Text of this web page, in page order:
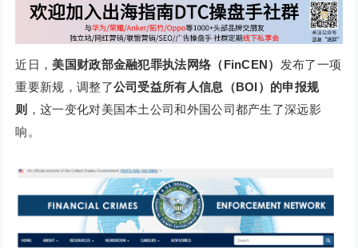
近日，美国财政部金融犯罪执法网络（FinCEN） 发布了一项
重要新规，调整了公司受益所有人信息（BOI）的申报规
则 ，这一变化对美国本土公司和外国公司都产生了深远影
响。